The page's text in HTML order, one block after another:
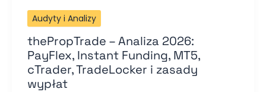
Audyty i Analizy
thePropTrade – Analiza 2026:
PayFlex, Instant Funding, MT5,
cTrader, TradeLocker i zasady
wypłat